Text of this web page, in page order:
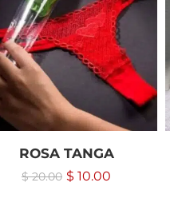
ROSA TANGA
$20.00 $ 10.00